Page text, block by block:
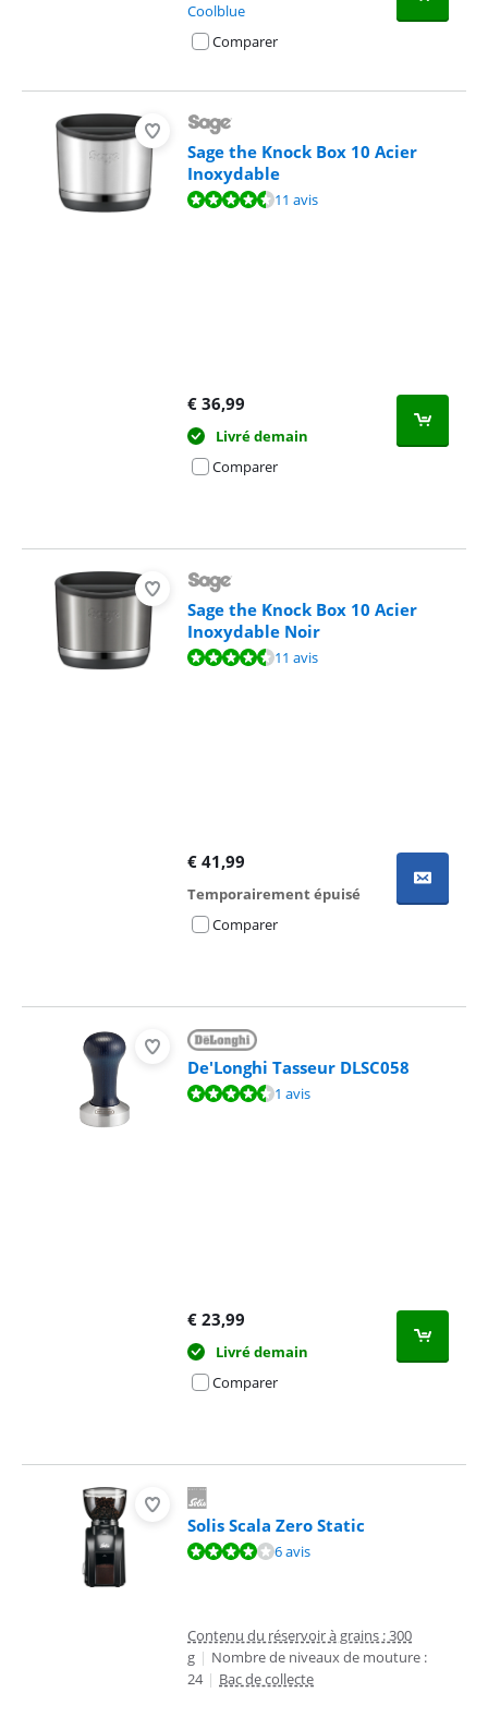
Coolblue
Comparer
Sage the Knock Box 10 Acier
Inoxydable
La note est de 8,6 sur 10, basée sur 11 avis.11 avis
€ 36,99
Livré demain
Comparer
Sage the Knock Box 10 Acier
Inoxydable Noir
La note est de 8,6 sur 10, basée sur 11 avis.11 avis
€ 41,99
Temporairement épuisé
Comparer
De'Longhi Tasseur DLSC058
La note est de 8,8 sur 10, basée sur 1 avis.1 avis
€ 23,99
Livré demain
Comparer
Solis Scala Zero Static
La note est de 7,6 sur 10, basée sur 6 avis.6 avis
Contenu du réservoir à grains : 300
g | Nombre de niveaux de mouture :
24 | Bac de collecte